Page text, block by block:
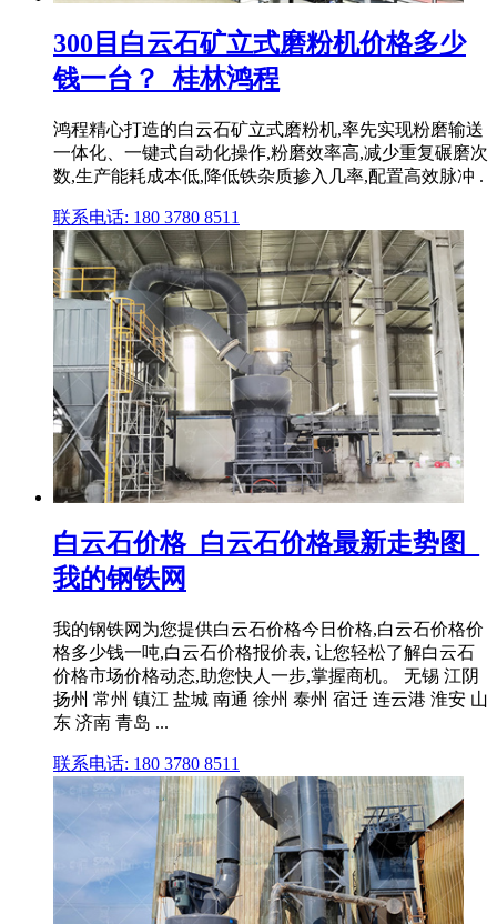
300目白云石矿立式磨粉机价格多少
钱一台？_桂林鸿程
鸿程精心打造的白云石矿立式磨粉机,率先实现粉磨输送
一体化、一键式自动化操作,粉磨效率高,减少重复碾磨次
数,生产能耗成本低,降低铁杂质掺入几率,配置高效脉冲 .
联系电话: 180 3780 8511
白云石价格_白云石价格最新走势图_
我的钢铁网
我的钢铁网为您提供白云石价格今日价格,白云石价格价
格多少钱一吨,白云石价格报价表, 让您轻松了解白云石
价格市场价格动态,助您快人一步,掌握商机。 无锡 江阴
扬州 常州 镇江 盐城 南通 徐州 泰州 宿迁 连云港 淮安 山
东 济南 青岛 ...
联系电话: 180 3780 8511